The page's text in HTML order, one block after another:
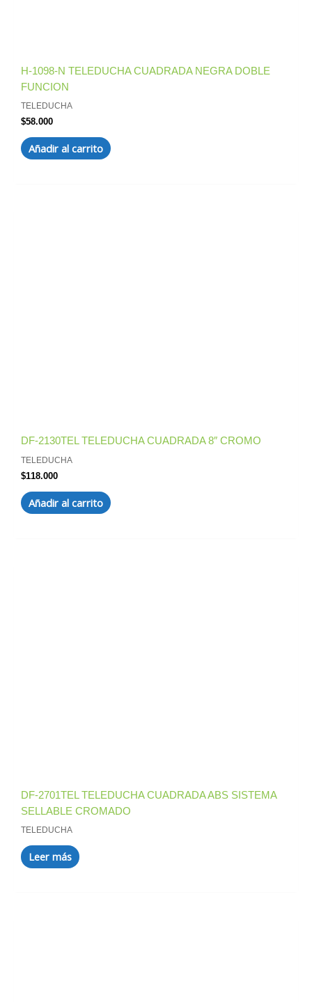
H-1098-N TELEDUCHA CUADRADA NEGRA DOBLE
FUNCION
TELEDUCHA
$58.000
Añadir al carrito
DF-2130TEL TELEDUCHA CUADRADA 8″ CROMO
TELEDUCHA
$118.000
Añadir al carrito
DF-2701TEL TELEDUCHA CUADRADA ABS SISTEMA
SELLABLE CROMADO
TELEDUCHA
Leer más